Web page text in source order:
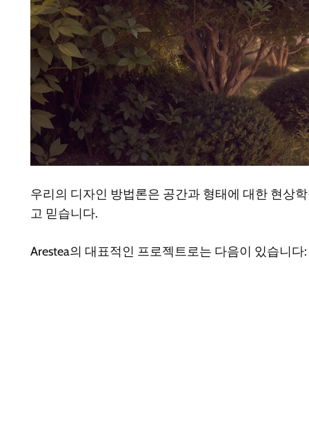
우리의 디자인 방법론은 공간과 형태에 대한 현상
고 믿습니다.
Arestea의 대표적인 프로젝트로는 다음이 있습니다: